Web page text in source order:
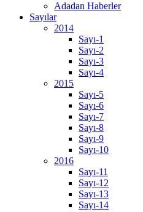
Adadan Haberler
Sayılar
2014
Sayı-1
Sayı-2
Sayı-3
Sayı-4
2015
Sayı-5
Sayı-6
Sayı-7
Sayı-8
Sayı-9
Sayı-10
2016
Sayı-11
Sayı-12
Sayı-13
Sayı-14